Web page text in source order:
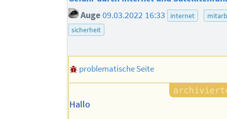
Auge09.03.2022 16:33 internet
sicherheit
problematische Seite
Hallo